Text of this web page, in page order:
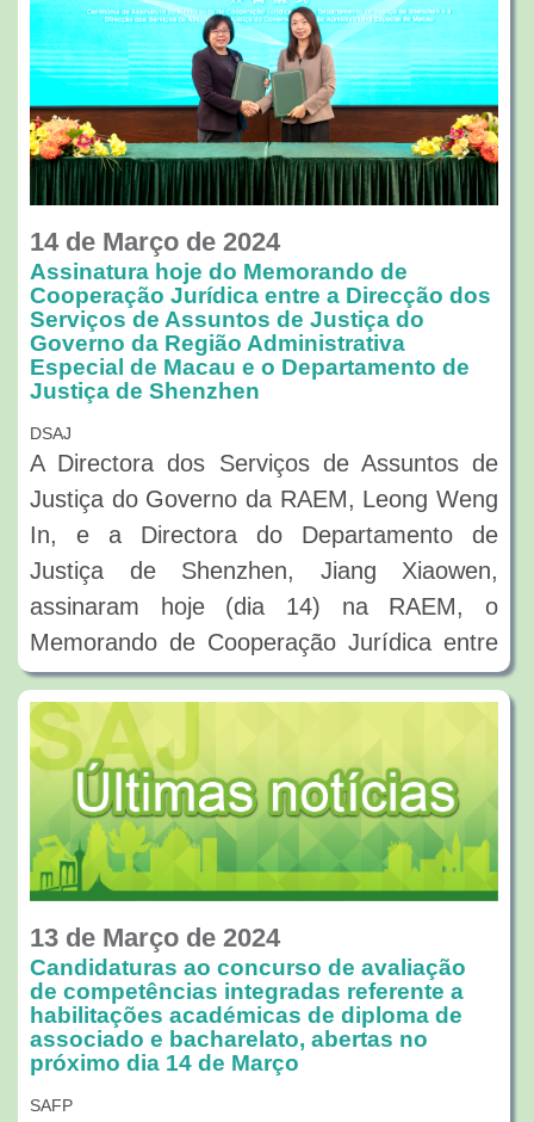
14 de Março de 2024
Assinatura hoje do Memorando de
Cooperação Jurídica entre a Direcção dos
Serviços de Assuntos de Justiça do
Governo da Região Administrativa
Especial de Macau e o Departamento de
Justiça de Shenzhen
DSAJ
A Directora dos Serviços de Assuntos de
Justiça do Governo da RAEM, Leong Weng
In, e a Directora do Departamento de
Justiça de Shenzhen, Jiang Xiaowen,
assinaram hoje (dia 14) na RAEM, o
Memorando de Cooperação Jurídica entre
o Departamento de Justiça de Shenzhen e
a Direcção dos Serviços de Assuntos de
Justiça do Governo da Região
Administrativa Especial de Macau. Trata-se
de um memorando que é uma continuação
do Acordo de Cooperação Jurídica,
assinado em 2019, entre o Governo
Popular de Shenzhen e o Governo da
Região Administrativa Especial de Macau,
como também um memorando de
cooperação jurídica a assinar, pela primeira
vez, por ambas as partes.
13 de Março de 2024
Candidaturas ao concurso de avaliação
de competências integradas referente a
habilitações académicas de diploma de
associado e bacharelato, abertas no
próximo dia 14 de Março
SAFP